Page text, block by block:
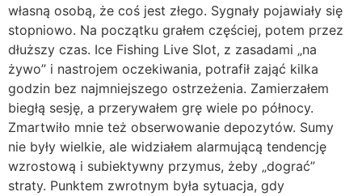
własną osobą, że coś jest złego. Sygnały pojawiały się
stopniowo. Na początku grałem częściej, potem przez
dłuższy czas. Ice Fishing Live Slot, z zasadami „na
żywo” i nastrojem oczekiwania, potrafił zająć kilka
godzin bez najmniejszego ostrzeżenia. Zamierzałem
biegłą sesję, a przerywałem grę wiele po północy.
Zmartwiło mnie też obserwowanie depozytów. Sumy
nie były wielkie, ale widziałem alarmującą tendencję
wzrostową i subiektywny przymus, żeby „dograć”
straty. Punktem zwrotnym była sytuacja, gdy